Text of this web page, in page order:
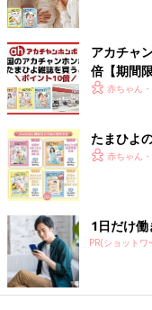
アカチャ
倍【期間限
赤ちゃん
たまひよ
赤ちゃん
1日だけ
PR(ショットワ